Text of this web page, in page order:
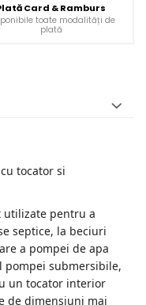
Card & Ramburs
toate modalități de
plată
tocator si
utilizate pentru a
septice, la beciuri
a pompei de apa
submersibile,
un tocator interior
de dimensiuni mai